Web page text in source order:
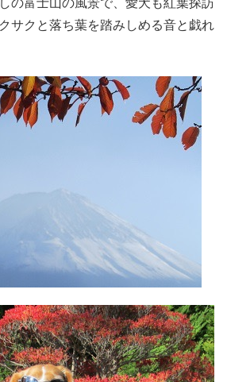
サクと落ち葉を踏みしめる音と戯れ